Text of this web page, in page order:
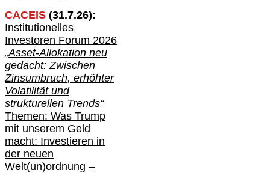
CACEIS (31.7.26):
Institutionelles
Investoren Forum 2026
„Asset-Allokation neu
gedacht: Zwischen
Zinsumbruch, erhöhter
Volatilität und
strukturellen Trends“
Themen: Was Trump
mit unserem Geld
macht: Investieren in
der neuen
Welt(un)ordnung –